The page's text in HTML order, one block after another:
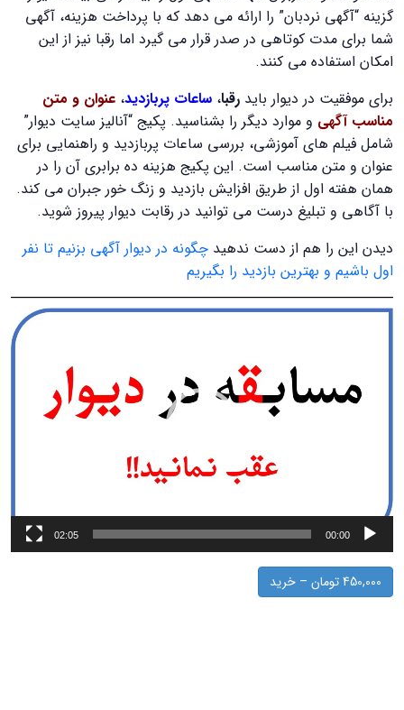
گزینه “آگهی نردبان” را ارائه می دهد که با پرداخت هزینه، آگهی
شما برای مدت کوتاهی در صدر قرار می گیرد اما رقبا نیز از این
امکان استفاده می کنند.
برای موفقیت در دیوار باید رقبا، ساعات پربازدید، عنوان و متن
مناسب آگهی و موارد دیگر را بشناسید. پکیج “آنالیز سایت دیوار”
شامل فیلم های آموزشی، بررسی ساعات پربازدید و راهنمایی برای
عنوان و متن مناسب است. این پکیج هزینه ده برابری آن را در
همان هفته اول از طریق افزایش بازدید و زنگ خور جبران می کند.
با آگاهی و تبلیغ درست می توانید در رقابت دیوار پیروز شوید.
دیدن این را هم از دست ندهید چگونه در دیوار آگهی بزنیم تا نفر
اول باشیم و بهترین بازدید را بگیریم
نمایشگر
00:00
02:05
450,000 تومان – خرید